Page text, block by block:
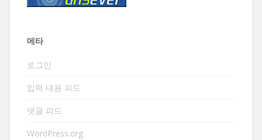
메타
로그인
입력 내용 피드
댓글 피드
WordPress.org